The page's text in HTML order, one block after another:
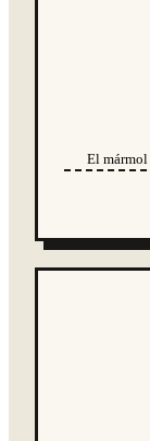
El mármol